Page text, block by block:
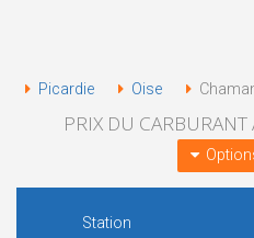
Picardie Oise
PRIX DU
Station